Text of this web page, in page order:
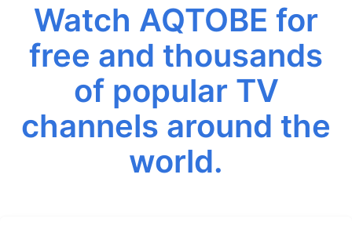
Watch AQTOBE for
free and thousands
of popular TV
channels around the
world.